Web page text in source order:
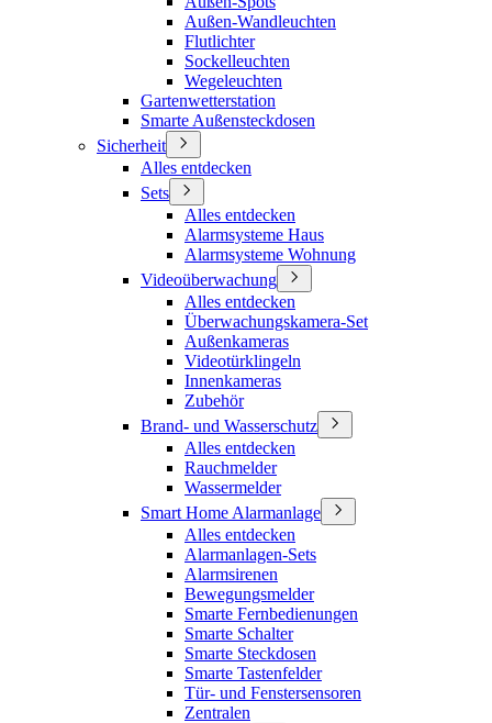
Außen-Wandleuchten
Flutlichter
Sockelleuchten
Wegeleuchten
Gartenwetterstation
Smarte Außensteckdosen
Sicherheit
Alles entdecken
Sets
Alles entdecken
Alarmsysteme Haus
Alarmsysteme Wohnung
Videoüberwachung
Alles entdecken
Überwachungskamera-Set
Außenkameras
Videotürklingeln
Innenkameras
Zubehör
Brand- und Wasserschutz
Alles entdecken
Rauchmelder
Wassermelder
Smart Home Alarmanlage
Alles entdecken
Alarmanlagen-Sets
Alarmsirenen
Bewegungsmelder
Smarte Fernbedienungen
Smarte Schalter
Smarte Steckdosen
Smarte Tastenfelder
Tür- und Fenstersensoren
Zentralen